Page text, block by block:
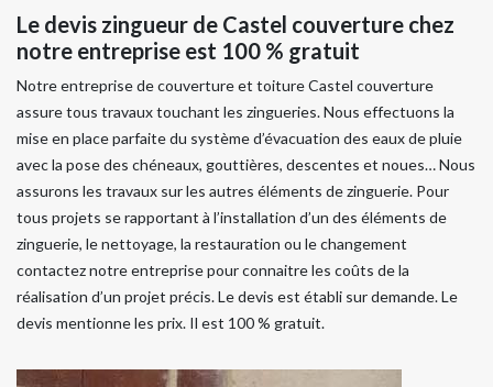
Le devis zingueur de Castel couverture chez
notre entreprise est 100 % gratuit
Notre entreprise de couverture et toiture Castel couverture
assure tous travaux touchant les zingueries. Nous effectuons la
mise en place parfaite du système d’évacuation des eaux de pluie
avec la pose des chéneaux, gouttières, descentes et noues… Nous
assurons les travaux sur les autres éléments de zinguerie. Pour
tous projets se rapportant à l’installation d’un des éléments de
zinguerie, le nettoyage, la restauration ou le changement
contactez notre entreprise pour connaitre les coûts de la
réalisation d’un projet précis. Le devis est établi sur demande. Le
devis mentionne les prix. Il est 100 % gratuit.